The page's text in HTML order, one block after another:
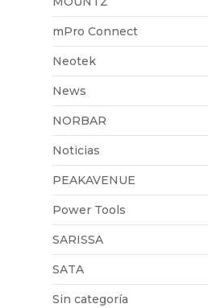
mPro Connect
Neotek
News
NORBAR
Noticias
PEAKAVENUE
Power Tools
SARISSA
SATA
Sin categoría